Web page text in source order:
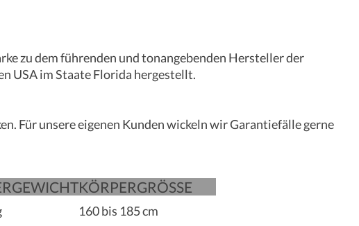
zu dem führenden und tonangebenden Hersteller der
USA im Staate Florida hergestellt.
Für unsere eigenen Kunden wickeln wir Garantiefälle gerne
KÖRPER­­GRÖSSE
160 bis 185 cm